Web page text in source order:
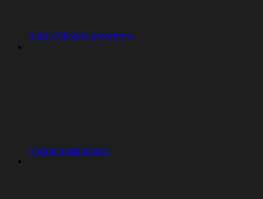
Build a Shopify storefront
Create a dashboard